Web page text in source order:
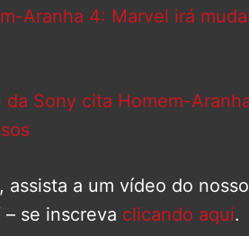
Aranha 4: Marvel irá
da Sony cita Homem-
assista a um vídeo do
– se inscreva clicando aqui.